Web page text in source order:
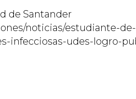
de Santander
noticias/estudiante-
infecciosas-udes-logro-